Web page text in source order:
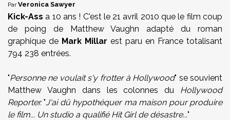
ParVeronica Sawyer
Kick-Ass a 10 ans ! C'est le 21 avril 2010 que le film coup
de poing de Matthew Vaughn adapté du roman
graphique de Mark Millar est paru en France totalisant
794 238 entrées.
"Personne ne voulait s'y frotter à Hollywood" se souvient
Matthew Vaughn dans les colonnes du Hollywood
Reporter."J'ai dû hypothéquer ma maison pour produire
le film... Un studio a qualifié Hit Girl de désastre..."